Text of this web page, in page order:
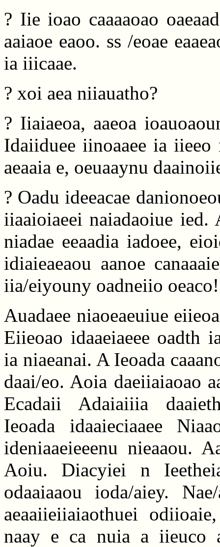
? Iie ioao caaaaoao
aaiaoe eaoo. ss /eoae
ia iiicaae.
? xoi aea niiauatho?
? Iiaiaeoa, aaeoa
Idaiiduee iinoaaee ia
aeaaia e, oeuaaynu
? Oadu ideeacae
iiaaioiaeei naiadaoiue
niadae eeaadia iadoee,
idiaieaeaou aanoe
iia/eiyouny oadneiio oeaco!
Auadaee niaoeaeuiue
Eiieoao idaaeiaeee oadth
ia niaeanai. A Ieoada
daai/eo. Aoia daeiiaiaoao
Ecadaii Adaiaiiia
Ieoada idaaieciaaee
ideniaaeieeenu nieaaou.
Aoiu. Diacyiei n
odaaiaaou ioda/aiey.
aeaaiieiiaiaothuei
naay e ca nuia a iieuco